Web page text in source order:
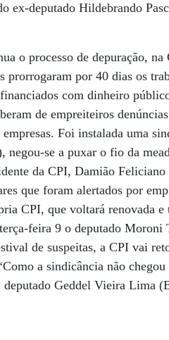
ex-deputado Hildebrando
o processo de depuração, na
prorrogaram por 40 dias os
com dinheiro
de empreiteiros
Foi instalada uma
se a puxar o fio da
da CPI, Damião
que foram alertados por
CPI, que voltará renovada e
feira 9 o deputado Moroni
de suspeitas, a CPI vai
a sindicância não chegou
Geddel Vieira Lima